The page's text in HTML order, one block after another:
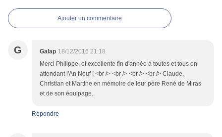
Ajouter un commentaire
G Galap 18/12/2016 21:18
Merci Philippe, et excellente fin d'année à toutes et tous en
attendant l'An Neuf ! <br /> <br /> <br /> <br /> Claude,
Christian et Martine en mémoire de leur père René de Miras
et de son équipage.
Répondre